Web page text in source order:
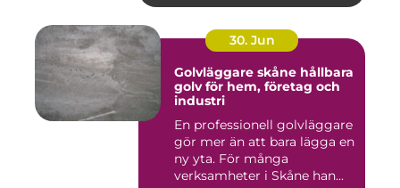
30. Jun
Golvläggare skåne hållbara
golv för hem, företag och
industri
En professionell golvläggare
gör mer än att bara lägga en
ny yta. För många
verksamheter i Skåne han...